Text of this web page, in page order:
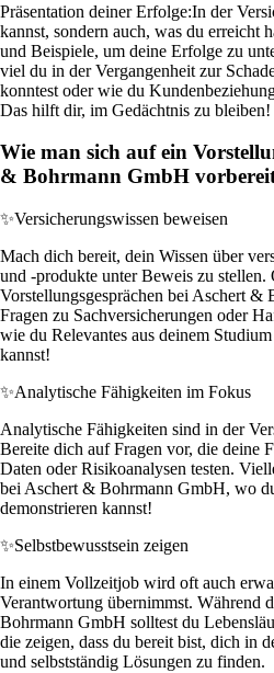
Präsentation deiner Erfolge:In der
kannst, sondern auch, was du erreicht
und Beispiele, um deine Erfolge zu
viel du in der Vergangenheit zur
konntest oder wie du
Das hilft dir, im Gedächtnis zu bleiben!
Wie man sich auf ein
& Bohrmann GmbH
✨Versicherungswissen beweisen
Mach dich bereit, dein Wissen über
und -produkte unter Beweis zu stellen.
Vorstellungsgesprächen bei Aschert &
Fragen zu Sachversicherungen oder
wie du Relevantes aus deinem
kannst!
✨Analytische Fähigkeiten im Fokus
Analytische Fähigkeiten sind in der
Bereite dich auf Fragen vor, die deine
Daten oder Risikoanalysen testen.
bei Aschert & Bohrmann GmbH, wo
demonstrieren kannst!
✨Selbstbewusstsein zeigen
In einem Vollzeitjob wird oft auch
Verantwortung übernimmst. Während
Bohrmann GmbH solltest du
die zeigen, dass du bereit bist, dich in
und selbstständig Lösungen zu finden.